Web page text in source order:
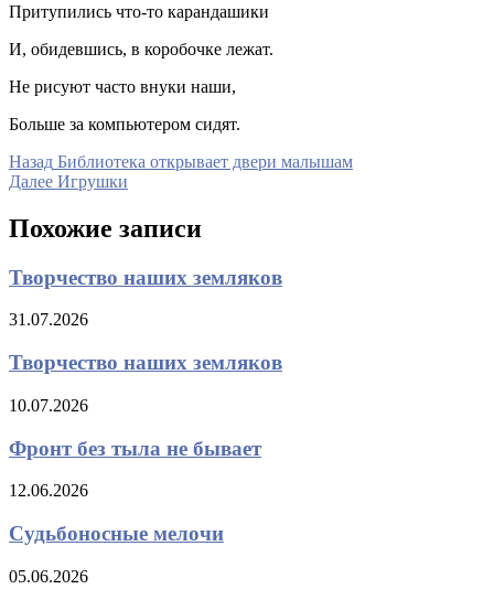
Притупились что-то карандашики
И, обидевшись, в коробочке лежат.
Не рисуют часто внуки наши,
Больше за компьютером сидят.
Навигация
по
записям
Назад Предыдущая
запись
Библиотека открывает двери малышам
Далее Следующая
Игрушки
Похожие записи
Творчество наших земляков
31.07.2026
Творчество наших земляков
10.07.2026
Фронт без тыла не бывает
12.06.2026
Судьбоносные мелочи
05.06.2026